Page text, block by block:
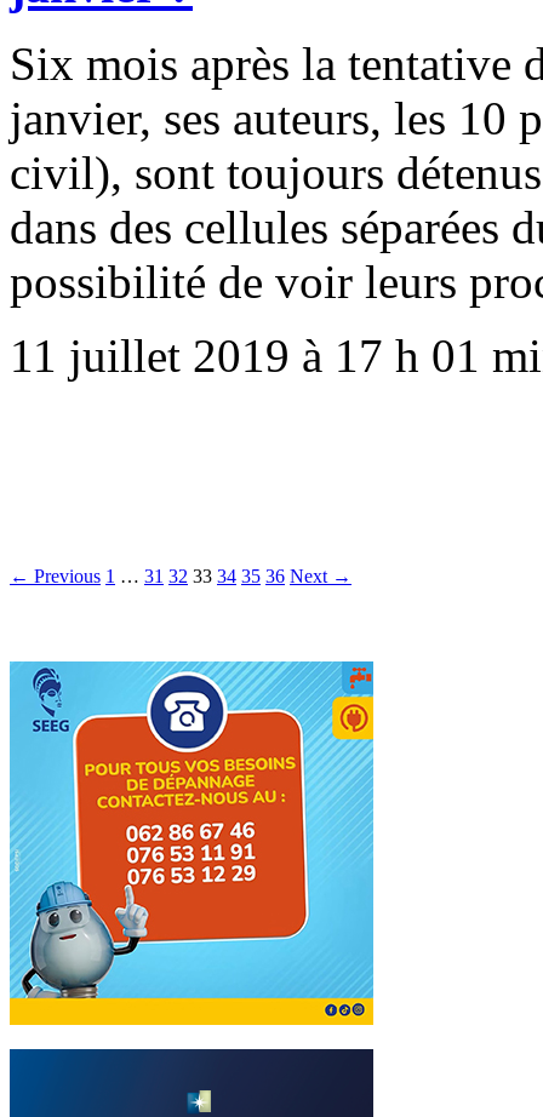
Six mois après la tentative
janvier, ses auteurs, les 10
civil), sont toujours
dans des cellules séparées
possibilité de voir leurs
11 juillet 2019 à 17 h 01
← Previous 1 … 31 32 33 34 35 36 Next →